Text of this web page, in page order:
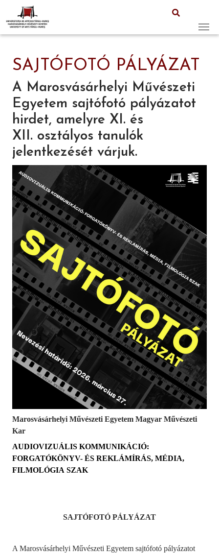
SAJTÓFOTÓ PÁLYÁZAT
A Marosvásárhelyi Művészeti
Egyetem sajtófotó pályázatot
hirdet, amelyre XI. és
XII. osztályos tanulók
jelentkezését várjuk.
Marosvásárhelyi Művészeti Egyetem Magyar Művészeti
Kar
AUDIOVIZUÁLIS KOMMUNIKÁCIÓ:
FORGATÓKÖNYV- ÉS REKLÁMÍRÁS, MÉDIA,
FILMOLÓGIA SZAK
SAJTÓFOTÓ PÁLYÁZAT
A Marosvásárhelyi Művészeti Egyetem sajtófotó pályázatot